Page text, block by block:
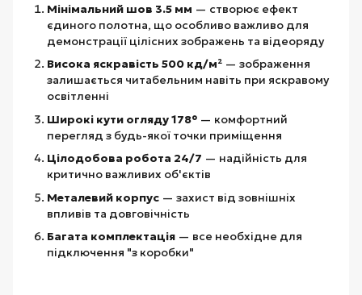
Мінімальний шов 3.5 мм — створює ефект
єдиного полотна, що особливо важливо для
демонстрації цілісних зображень та відеоряду
Висока яскравість 500 кд/м² — зображення
залишається читабельним навіть при яскравому
освітленні
Широкі кути огляду 178° — комфортний
перегляд з будь-якої точки приміщення
Цілодобова робота 24/7 — надійність для
критично важливих об'єктів
Металевий корпус — захист від зовнішніх
впливів та довговічність
Багата комплектація — все необхідне для
підключення "з коробки"